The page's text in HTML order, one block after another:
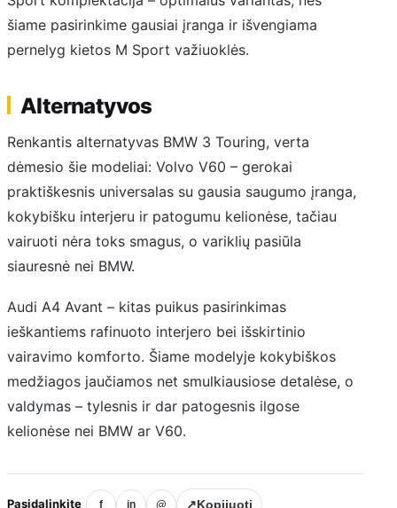
šiame pasirinkime gausiai įranga ir išvengiama
pernelyg kietos M Sport važiuoklės.
Alternatyvos
Renkantis alternatyvas BMW 3 Touring, verta
dėmesio šie modeliai: Volvo V60 – gerokai
praktiškesnis universalas su gausia saugumo įranga,
kokybišku interjeru ir patogumu kelionėse, tačiau
vairuoti nėra toks smagus, o variklių pasiūla
siauresnė nei BMW.
Audi A4 Avant – kitas puikus pasirinkimas
ieškantiems rafinuoto interjero bei išskirtinio
vairavimo komforto. Šiame modelyje kokybiškos
medžiagos jaučiamos net smulkiausiose detalėse, o
valdymas – tylesnis ir dar patogesnis ilgose
kelionėse nei BMW ar V60.
Pasidalinkite f in @ ↗Kopijuoti